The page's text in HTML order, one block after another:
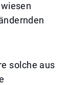
solche aus